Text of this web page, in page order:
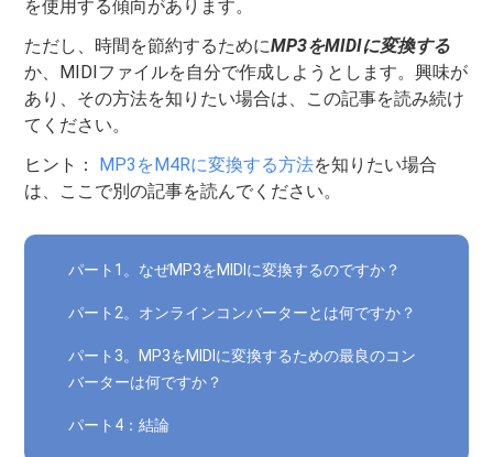
を使用する傾向があります。
ただし、時間を節約するためにMP3をMIDIに変換する
か、MIDIファイルを自分で作成しようとします。興味が
あり、その方法を知りたい場合は、この記事を読み続け
てください。
ヒント： MP3をM4Rに変換する方法を知りたい場合
は、ここで別の記事を読んでください。
パート1。なぜMP3をMIDIに変換するのですか？
パート2。オンラインコンバーターとは何ですか？
パート3。MP3をMIDIに変換するための最良のコン
バーターは何ですか？
パート4：結論